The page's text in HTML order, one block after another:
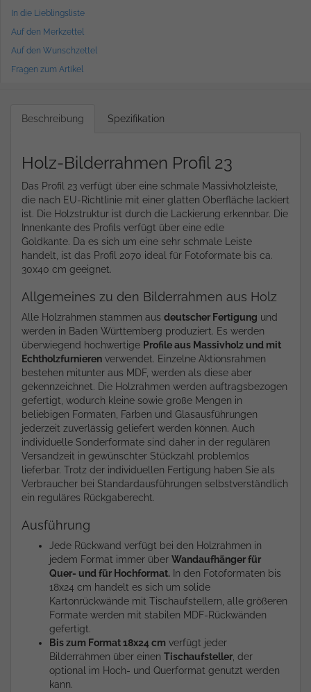
In die Lieblingsliste
Auf den Merkzettel
Auf den Wunschzettel
Fragen zum Artikel
Beschreibung Spezifikation
Holz-Bilderrahmen Profil 23
Das Profil 23 verfügt über eine schmale Massivholzleiste,
die nach EU-Richtlinie mit einer glatten Oberfläche lackiert
ist. Die Holzstruktur ist durch die Lackierung erkennbar. Die
Innenkante des Profils verfügt über eine edle
Goldkante. Da es sich um eine sehr schmale Leiste
handelt, ist das Profil 2070 ideal für Fotoformate bis ca.
30x40 cm geeignet.
Allgemeines zu den Bilderrahmen aus Holz
Alle Holzrahmen stammen aus deutscher Fertigung und
werden in Baden Württemberg produziert. Es werden
überwiegend hochwertige Profile aus Massivholz und mit
Echtholzfurnieren verwendet. Einzelne Aktionsrahmen
bestehen mitunter aus MDF, werden als diese aber
gekennzeichnet. Die Holzrahmen werden auftragsbezogen
gefertigt, wodurch kleine sowie große Mengen in
beliebigen Formaten, Farben und Glasausführungen
jederzeit zuverlässig geliefert werden können. Auch
individuelle Sonderformate sind daher in der regulären
Versandzeit in gewünschter Stückzahl problemlos
lieferbar. Trotz der individuellen Fertigung haben Sie als
Verbraucher bei Standardausführungen selbstverständlich
ein reguläres Rückgaberecht.
Ausführung
Jede Rückwand verfügt bei den Holzrahmen in
jedem Format immer über Wandaufhänger für
Quer- und für Hochformat. In den Fotoformaten bis
18x24 cm handelt es sich um solide
Kartonrückwände mit Tischaufstellern, alle größeren
Formate werden mit stabilen MDF-Rückwänden
gefertigt.
Bis zum Format 18x24 cm verfügt jeder
Bilderrahmen über einen Tischaufsteller , der
optional im Hoch- und Querformat genutzt werden
kann.